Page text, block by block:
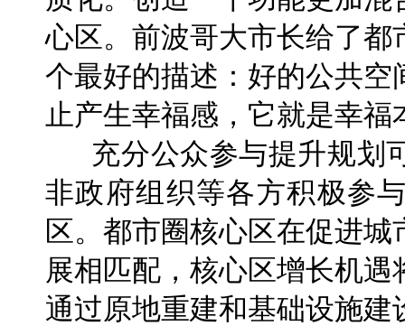
心区。前波哥大市长给了
个最好的描述：好的公共
止产生幸福感，它就是幸福
充分公众参与提升规划
非政府组织等各方积极参
区。都市圈核心区在促进
展相匹配，核心区增长机
通过原地重建和基础设施